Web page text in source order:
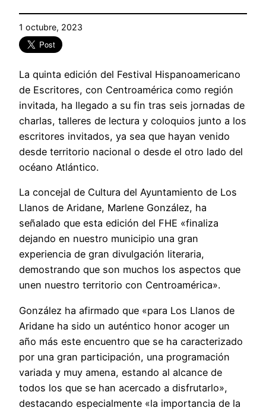
1 octubre, 2023
La quinta edición del Festival Hispanoamericano
de Escritores, con Centroamérica como región
invitada, ha llegado a su fin tras seis jornadas de
charlas, talleres de lectura y coloquios junto a los
escritores invitados, ya sea que hayan venido
desde territorio nacional o desde el otro lado del
océano Atlántico.
La concejal de Cultura del Ayuntamiento de Los
Llanos de Aridane, Marlene González, ha
señalado que esta edición del FHE «finaliza
dejando en nuestro municipio una gran
experiencia de gran divulgación literaria,
demostrando que son muchos los aspectos que
unen nuestro territorio con Centroamérica».
González ha afirmado que «para Los Llanos de
Aridane ha sido un auténtico honor acoger un
año más este encuentro que se ha caracterizado
por una gran participación, una programación
variada y muy amena, estando al alcance de
todos los que se han acercado a disfrutarlo»,
destacando especialmente «la importancia de la